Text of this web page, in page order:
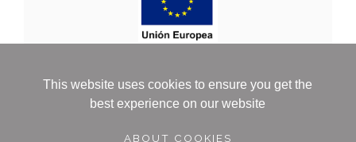
Generation EU
This website uses cookies to ensure you get the
best experience on our website
ABOUT COOKIES